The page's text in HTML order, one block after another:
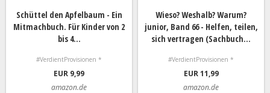
Schüttel den Apfelbaum - Ein
Mitmachbuch. Für Kinder von 2
bis 4...
#VerdientProvisionen *
EUR 9,99
amazon.de
Wieso? Weshalb? Warum?
junior, Band 66 - Helfen, teilen,
sich vertragen (Sachbuch...
#VerdientProvisionen *
EUR 11,99
amazon.de